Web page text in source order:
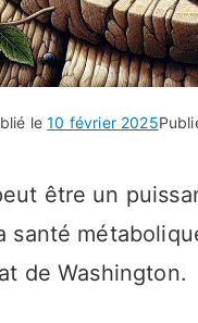
le10 février 2025
être un
santé
de Washington.